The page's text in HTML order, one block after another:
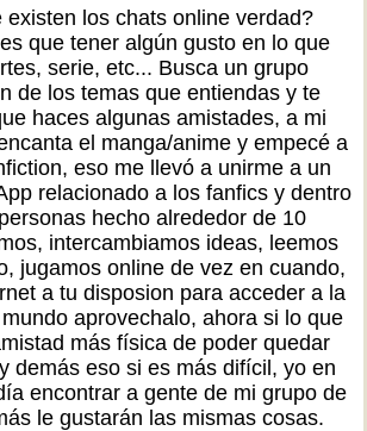
existen los chats online verdad?
que tener algún gusto en lo que
serie, etc... Busca un grupo
de los temas que entiendas y te
haces algunas amistades, a mi
el manga/anime y empecé a
eso me llevó a unirme a un
relacionado a los fanfics y dentro
hecho alrededor de 10
intercambiamos ideas, leemos
jugamos online de vez en cuando,
a tu disposion para acceder a la
aprovechalo, ahora si lo que
más física de poder quedar
demás eso si es más difícil, yo en
encontrar a gente de mi grupo de
le gustarán las mismas cosas.